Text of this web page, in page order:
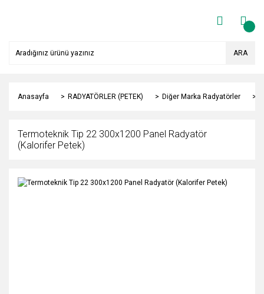
ARA
Anasayfa RADYATÖRLER (PETEK) Diğer Marka Radyatörler
Termoteknik Tip 22 300x1200 Panel Radyatör
(Kalorifer Petek)